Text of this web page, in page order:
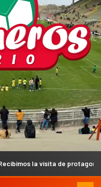
de protagonistas del MX para